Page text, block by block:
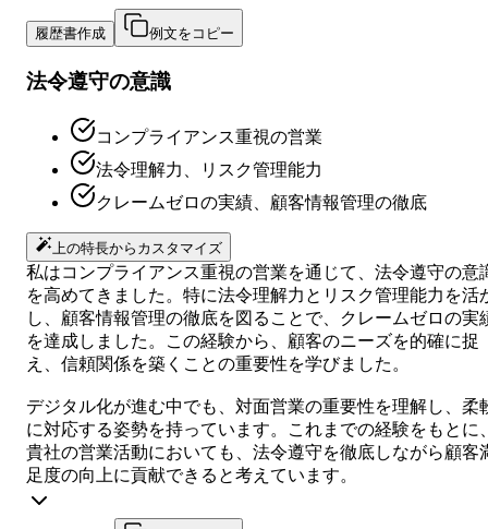
履歴書作成 例文をコピー
法令遵守の意識
コンプライアンス重視の営業
法令理解力、リスク管理能力
クレームゼロの実績、顧客情報管理の徹底
上の特長からカスタマイズ
私はコンプライアンス重視の営業を通じて、法令遵守の意
を高めてきました。特に法令理解力とリスク管理能力を活
し、顧客情報管理の徹底を図ることで、クレームゼロの実
を達成しました。この経験から、顧客のニーズを的確に捉
え、信頼関係を築くことの重要性を学びました。
デジタル化が進む中でも、対面営業の重要性を理解し、柔
に対応する姿勢を持っています。これまでの経験をもとに
貴社の営業活動においても、法令遵守を徹底しながら顧客
足度の向上に貢献できると考えています。